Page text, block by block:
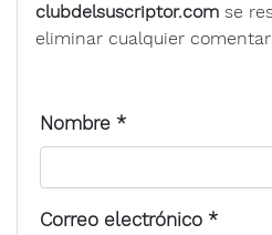
clubdelsuscriptor.com se
eliminar cualquier
Nombre *
Correo electrónico *